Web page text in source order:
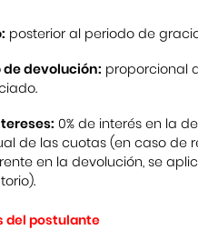
posterior al periodo de
de devolución: proporcional
0% de interés en la
de las cuotas (en caso de
en la devolución, se
del postulante